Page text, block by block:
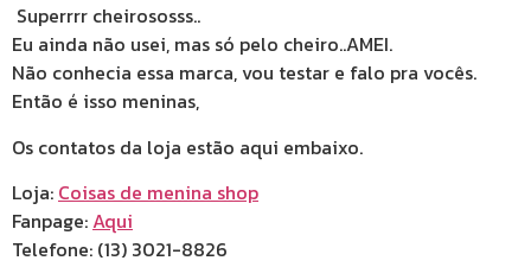
Superrrr cheirososss..
Eu ainda não usei, mas só pelo cheiro..AMEI.
Não conhecia essa marca, vou testar e falo pra vocês.
Então é isso meninas,
Os contatos da loja estão aqui embaixo.
Loja: Coisas de menina shop
Fanpage:Aqui
Telefone: (13) 3021-8826